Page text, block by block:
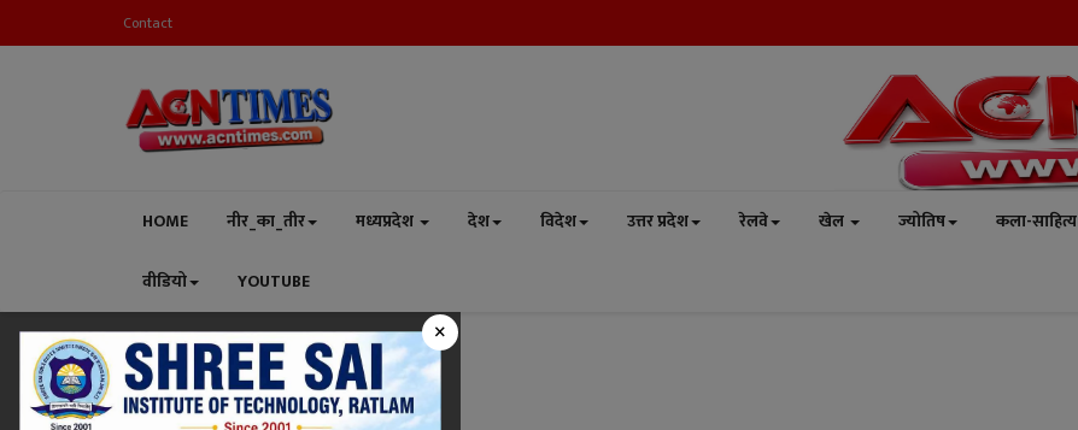
Contact
HOME नीर_का_तीर मध्यप्रदेश देश विदेश उत्तर प्रदेश रेलवे खेल ज्योतिष कला-साहित्य
वीडियो YOUTUBE
×
Home Tulsi Vivah
Tag:Tulsi Vivah